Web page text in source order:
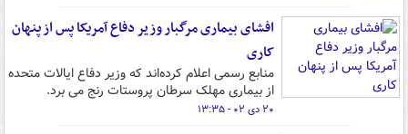
افشای بیماری مرگبار وزیر دفاع آمریکا پس از پنهان
کاری
منابع رسمی اعلام کرده‌اند که وزیر دفاع ایالات متحده
از بیماری مهلک سرطان پروستات رنج می برد.
۲۰ دی ۰۲ - ۱۳:۳۵